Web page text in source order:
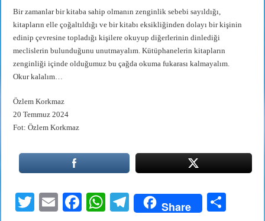
Bir zamanlar bir kitaba sahip olmanın zenginlik sebebi sayıldığı,
kitapların elle çoğaltıldığı ve bir kitabı eksikliğinden dolayı bir kişinin
edinip çevresine topladığı kişilere okuyup diğerlerinin dinlediği
meclislerin bulunduğunu unutmayalım. Kütüphanelerin kitapların
zenginliği içinde olduğumuz bu çağda okuma fukarası kalmayalım.
Okur kalalım…
Özlem Korkmaz
20 Temmuz 2024
Fot: Özlem Korkmaz
T
E
Fa W Te
Share